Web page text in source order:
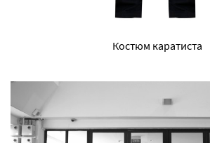
Костюм каратиста